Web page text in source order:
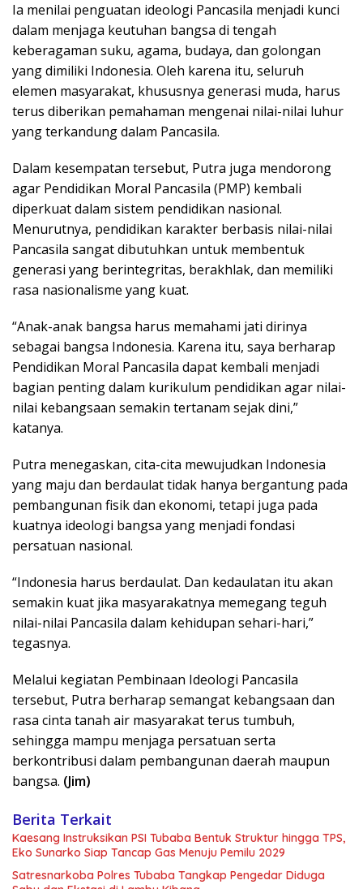
Ia menilai penguatan ideologi Pancasila menjadi kunci
dalam menjaga keutuhan bangsa di tengah
keberagaman suku, agama, budaya, dan golongan
yang dimiliki Indonesia. Oleh karena itu, seluruh
elemen masyarakat, khususnya generasi muda, harus
terus diberikan pemahaman mengenai nilai-nilai luhur
yang terkandung dalam Pancasila.
Dalam kesempatan tersebut, Putra juga mendorong
agar Pendidikan Moral Pancasila (PMP) kembali
diperkuat dalam sistem pendidikan nasional.
Menurutnya, pendidikan karakter berbasis nilai-nilai
Pancasila sangat dibutuhkan untuk membentuk
generasi yang berintegritas, berakhlak, dan memiliki
rasa nasionalisme yang kuat.
“Anak-anak bangsa harus memahami jati dirinya
sebagai bangsa Indonesia. Karena itu, saya berharap
Pendidikan Moral Pancasila dapat kembali menjadi
bagian penting dalam kurikulum pendidikan agar nilai-
nilai kebangsaan semakin tertanam sejak dini,”
katanya.
Putra menegaskan, cita-cita mewujudkan Indonesia
yang maju dan berdaulat tidak hanya bergantung pada
pembangunan fisik dan ekonomi, tetapi juga pada
kuatnya ideologi bangsa yang menjadi fondasi
persatuan nasional.
“Indonesia harus berdaulat. Dan kedaulatan itu akan
semakin kuat jika masyarakatnya memegang teguh
nilai-nilai Pancasila dalam kehidupan sehari-hari,”
tegasnya.
Melalui kegiatan Pembinaan Ideologi Pancasila
tersebut, Putra berharap semangat kebangsaan dan
rasa cinta tanah air masyarakat terus tumbuh,
sehingga mampu menjaga persatuan serta
berkontribusi dalam pembangunan daerah maupun
bangsa. (Jim)
Berita Terkait
Kaesang Instruksikan PSI Tubaba Bentuk Struktur hingga TPS,
Eko Sunarko Siap Tancap Gas Menuju Pemilu 2029
Satresnarkoba Polres Tubaba Tangkap Pengedar Diduga